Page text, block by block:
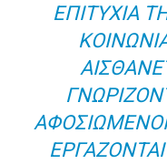
ΕΠΙΤΥΧΊΑ